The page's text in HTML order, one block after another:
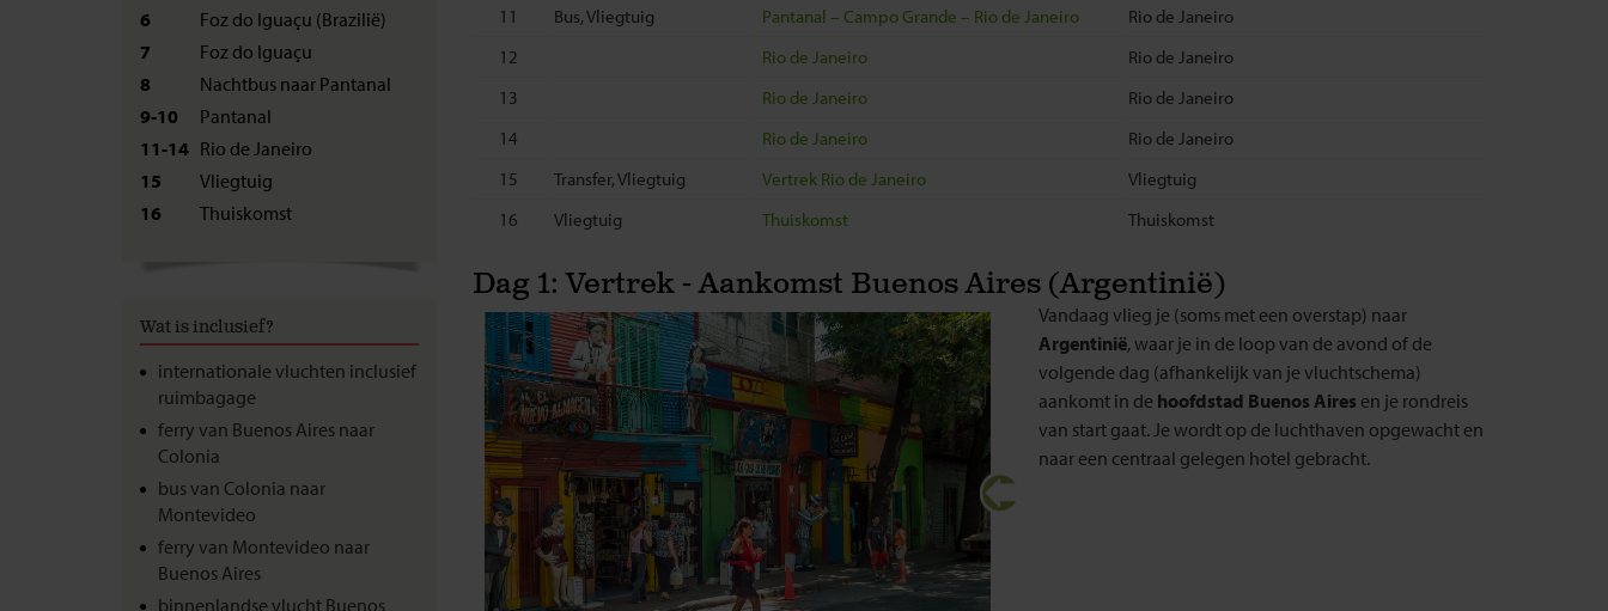
6
Foz do Iguaçu (Brazilië)
7
Foz do Iguaçu
8
Nachtbus naar Pantanal
9-10
Pantanal
11-14 Rio de Janeiro
15
Vliegtuig
16
Thuiskomst
Wat is inclusief?
internationale vluchten inclusief
ruimbagage
ferry van Buenos Aires naar
Colonia
bus van Colonia naar
Montevideo
ferry van Montevideo naar
Buenos Aires
binnenlandse vlucht Buenos
11
Bus, Vliegtuig Pantanal – Campo Grande – Rio de Janeiro
Rio de Janeiro
12
Rio de Janeiro
Rio de Janeiro
13
Rio de Janeiro
Rio de Janeiro
14
Rio de Janeiro
Rio de Janeiro
15
Transfer, Vliegtuig Vertrek Rio de Janeiro
Vliegtuig
16
Vliegtuig Thuiskomst Thuiskomst
Dag 1: Vertrek - Aankomst Buenos Aires (Argentinië)
Vandaag vlieg je (soms met een overstap) naar
Argentinië, waar je in de loop van de avond of de
volgende dag (afhankelijk van je vluchtschema)
aankomt in de hoofdstad Buenos Aires en je rondreis
van start gaat. Je wordt op de luchthaven opgewacht en
naar een centraal gelegen hotel gebracht.